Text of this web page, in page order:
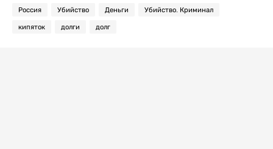
Россия Убийство Деньги Убийство. Криминал
кипяток долги долг